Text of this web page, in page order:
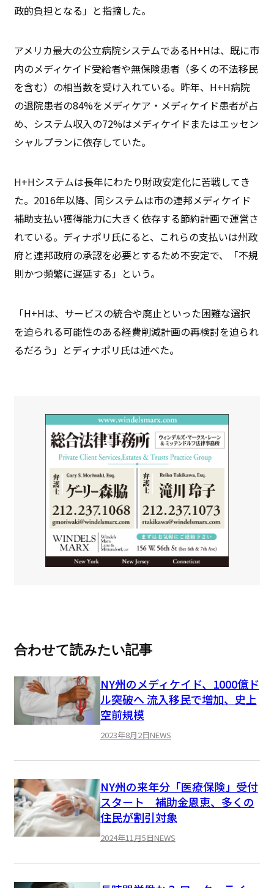
政的負担となる」と指摘した。
アメリカ最大の公立病院システムであるH+Hは、既に市
内のメディケイド受給者や無保険患者（多くの不法移民
を含む）の相当数を受け入れている。昨年、H+H病院
の退院患者の84%をメディケア・メディケイド患者が占
め、システム収入の72%はメディケイドまたはエッセン
シャルプランに依存していた。
H+Hシステムは長年にわたり財政安定化に苦戦してき
た。2016年以降、同システムは市の連邦メディケイド
補助支払い獲得能力に大きく依存する節約計画で運営さ
れている。ディナポリ氏にると、これらの支払いは州政
府と連邦政府の承認を必要とするため不安定で、「不規
則かつ頻繁に遅延する」という。
「H+Hは、サービスの統合や廃止といった困難な選択
を迫られる可能性のある経費削減計画の再検討を迫られ
るだろう」とディナポリ氏は述べた。
合わせて読みたい記事
NY州のメディケイド、1000億ド
ル突破へ 流入移民で増加、史上
空前規模
2023年8月2日NEWS
NY州の来年分「医療保険」受付
スタート 補助金恩恵、多くの
住民が割引対象
2024年11月5日NEWS